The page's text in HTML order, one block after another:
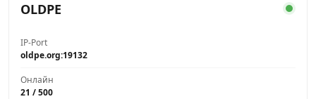
OLDPE
IP-Port
oldpe.org:19132
Онлайн
21 / 500